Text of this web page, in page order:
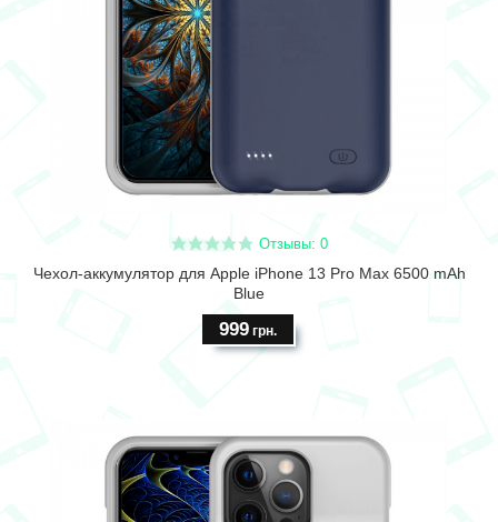
Отзывы: 0
Чехол-аккумулятор для Apple iPhone 13 Pro Max 6500 mAh
Blue
999 грн.